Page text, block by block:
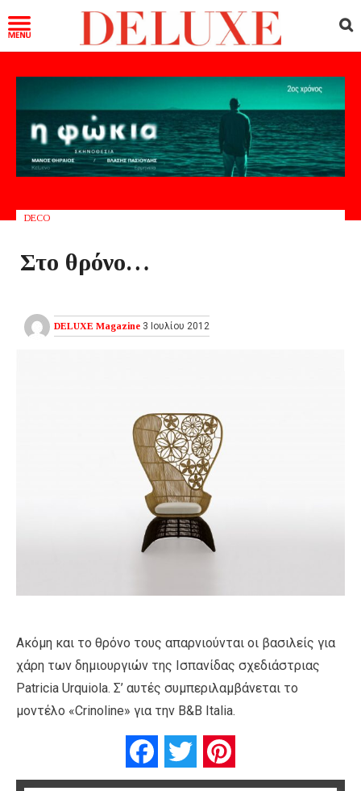
DECO
Στο θρόνο…
DELUXE Magazine 3 Ιουλίου 2012
Ακόμη και το θρόνο τους απαρνιούνται οι βασιλείς για
χάρη των δημιουργιών της Ισπανίδας σχεδιάστριας
Patricia Urquiola. Σ’ αυτές συμπεριλαμβάνεται το
μοντέλο «Crinoline» για την B&B Italia.
FacebookTwitter